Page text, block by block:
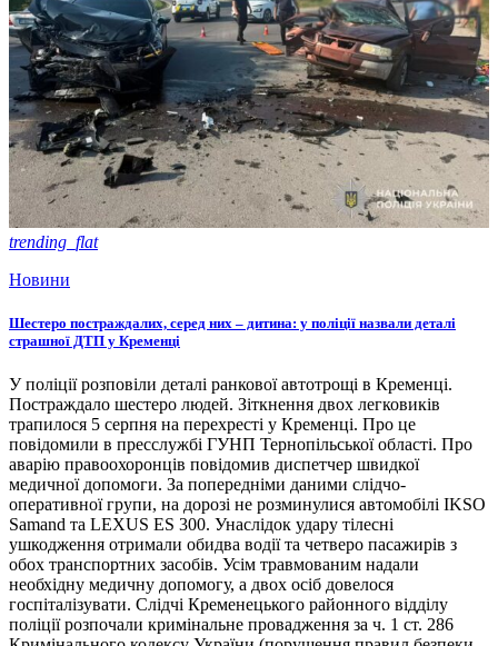
trending_flat
Новини
Шестеро постраждалих, серед них – дитина: у поліції назвали деталі
страшної ДТП у Кременці
У поліції розповіли деталі ранкової автотрощі в Кременці.
Постраждало шестеро людей. Зіткнення двох легковиків
трапилося 5 серпня на перехресті у Кременці. Про це
повідомили в пресслужбі ГУНП Тернопільської області. Про
аварію правоохоронців повідомив диспетчер швидкої
медичної допомоги. За попередніми даними слідчо-
оперативної групи, на дорозі не розминулися автомобілі IKSO
Samand та LEXUS ES 300. Унаслідок удару тілесні
ушкодження отримали обидва водії та четверо пасажирів з
обох транспортних засобів. Усім травмованим надали
необхідну медичну допомогу, а двох осіб довелося
госпіталізувати. Слідчі Кременецького районного відділу
поліції розпочали кримінальне провадження за ч. 1 ст. 286